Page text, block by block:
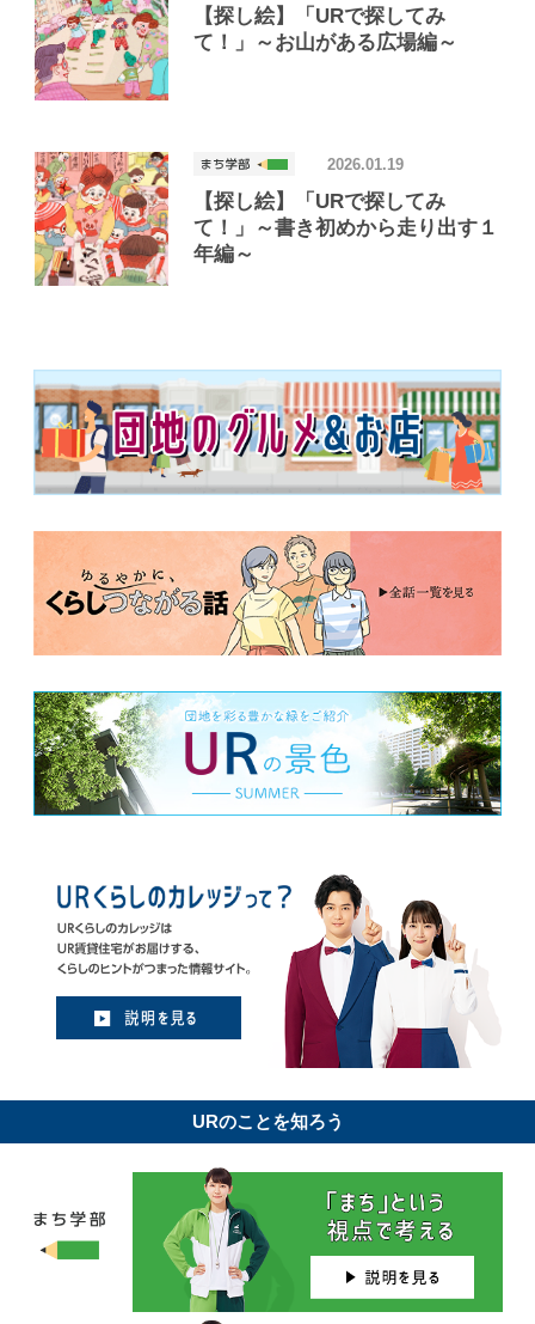
【探し絵】「URで探してみ
て！」～お山がある広場編～
【探し絵】「URで探してみ
て！」～書き初めから走り出す１
年編～
2026.01.19
URのことを知ろう